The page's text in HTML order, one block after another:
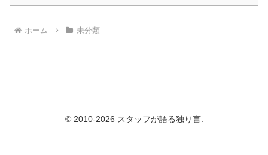
ホーム 未分類
© 2010-2026 スタッフが語る独り言.